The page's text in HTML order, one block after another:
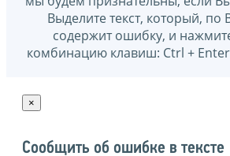
Выделите текст, который,
содержит ошибку, и
комбинацию клавиш: Ctrl +
×
Сообщить об ошибке в тексте